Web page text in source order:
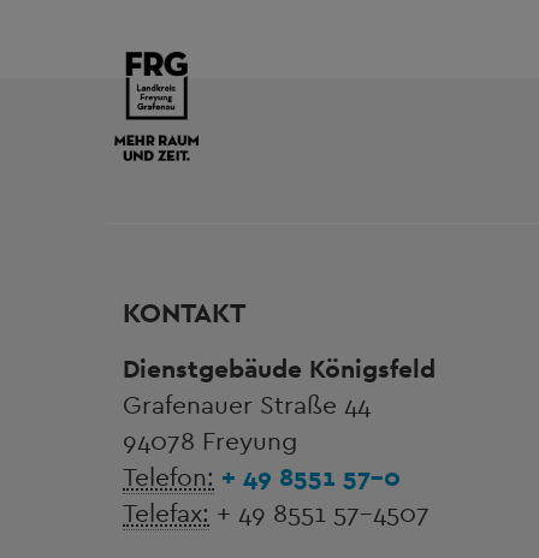
KONTAKT
Dienstgebäude Königsfeld
Grafenauer Straße 44
94078 Freyung
Telefon: + 49 8551 57-0
Telefax: + 49 8551 57-4507